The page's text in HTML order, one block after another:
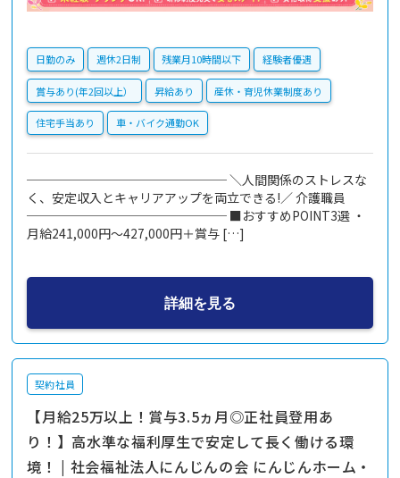
日勤のみ 週休2日制 残業月10時間以下 経験者優遇
賞与あり(年2回以上） 昇給あり 産休・育児休業制度あり
住宅手当あり 車・バイク通勤OK
──────────────── ＼人間関係のストレスな
く、安定収入とキャリアアップを両立できる!／ 介護職員
──────────────── ■おすすめPOINT3選 ・
月給241,000円～427,000円＋賞与 […]
詳細を見る
契約社員
【月給25万以上！賞与3.5ヵ月◎正社員登用あ
り！】高水準な福利厚生で安定して長く働ける環
境！ | 社会福祉法人にんじんの会 にんじんホーム・